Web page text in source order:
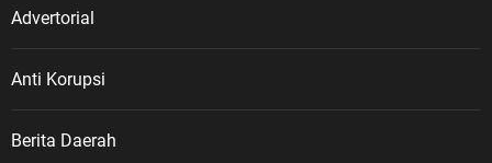
Advertorial
Anti Korupsi
Berita Daerah